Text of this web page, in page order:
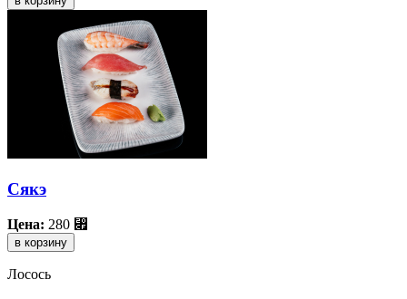
Сякэ
Цена: 280 ⃏
в корзину
Лосось